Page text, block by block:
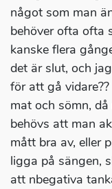
något som man
behöver ofta ofta
kanske flera
det är slut, och
för att gå
mat och sömn,
behövs att man
mått bra av, eller
ligga på sängen,
att nbegativa